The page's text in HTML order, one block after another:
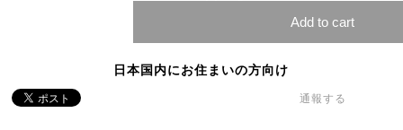
Add to cart
日本国内にお住まいの方向け
通報する